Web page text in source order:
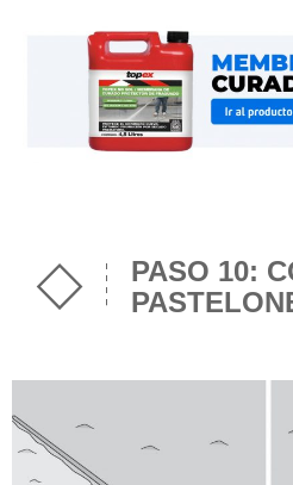
PASO 10: